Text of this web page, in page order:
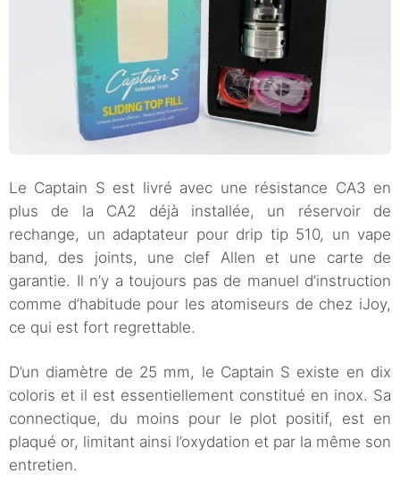
Le Captain S est livré avec une résistance CA3 en
plus de la CA2 déjà installée, un réservoir de
rechange, un adaptateur pour drip tip 510, un vape
band, des joints, une clef Allen et une carte de
garantie. Il n’y a toujours pas de manuel d’instruction
comme d’habitude pour les atomiseurs de chez iJoy,
ce qui est fort regrettable.
D’un diamètre de 25 mm, le Captain S existe en dix
coloris et il est essentiellement constitué en inox. Sa
connectique, du moins pour le plot positif, est en
plaqué or, limitant ainsi l’oxydation et par la même son
entretien.